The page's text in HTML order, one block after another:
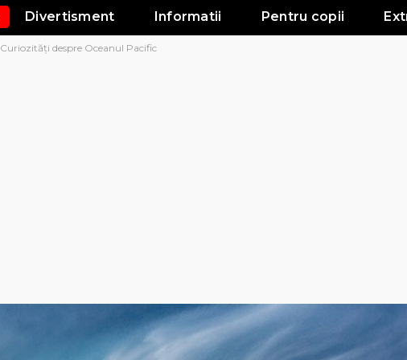
Divertisment Informatii Pentru copii
Curiozități despre Oceanul Pacific